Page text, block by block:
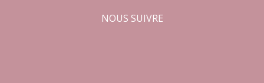
NOUS SUIVRE